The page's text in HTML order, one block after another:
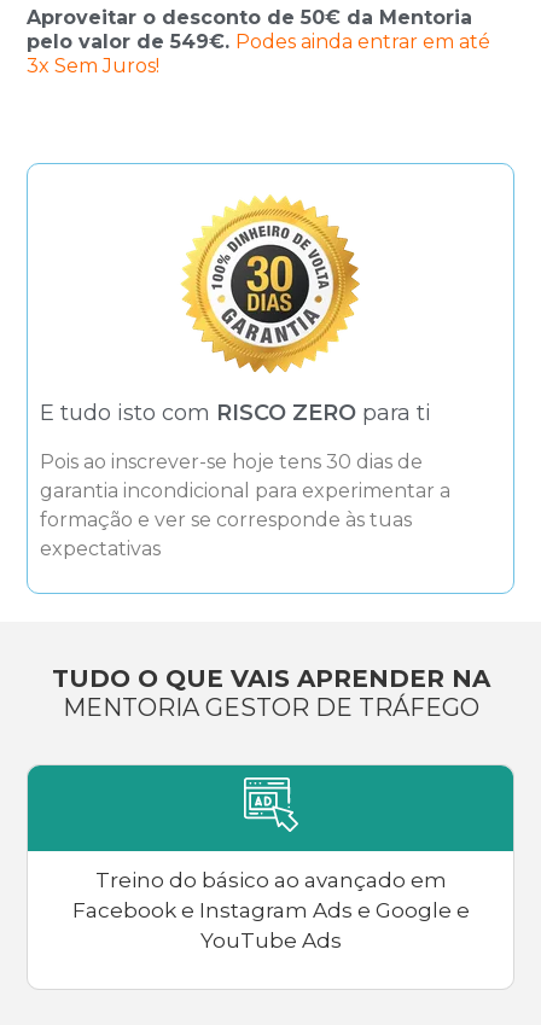
Aproveitar o desconto de 50€ da Mentoria
pelo valor de 549€. Podes ainda entrar em até
3x Sem Juros!
E tudo isto com RISCO ZERO para ti
Pois ao inscrever-se hoje tens 30 dias de
garantia incondicional para experimentar a
formação e ver se corresponde às tuas
expectativas
TUDO O QUE VAIS APRENDER NA
MENTORIA GESTOR DE TRÁFEGO
Treino do básico ao avançado em
Facebook e Instagram Ads e Google e
YouTube Ads